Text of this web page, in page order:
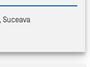
Suceava